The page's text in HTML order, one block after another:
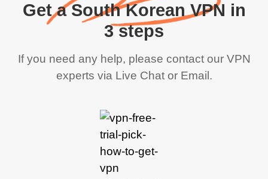
Get a South Korean VPN in
3 steps
If you need any help, please contact our VPN
experts via Live Chat or Email.